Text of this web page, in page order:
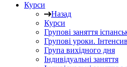
Курси
Назад
Курси
Групові заняття
Групові уроки. Інтенсив
Група вихідного дня
Індивідуальні заняття